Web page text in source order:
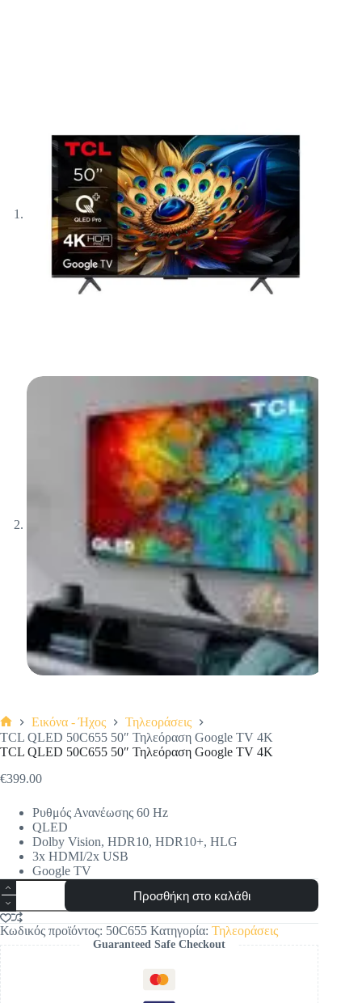
Αρχική
σελίδα
Εικόνα - Ήχος
Τηλεοράσεις
TCL QLED 50C655 50″ Τηλεόραση Google TV 4K
TCL QLED 50C655 50″ Τηλεόραση Google TV 4K
€399.00
Ρυθμός Ανανέωσης 60 Hz
QLED
Dolby Vision, HDR10, HDR10+, HLG
3x HDMI/2x USB
Google TV
TCL
QLED
50C655
50"
Τηλεόραση
Google
TV
4K
ποσότητα
Προσθήκη στο καλάθι
Κωδικός προϊόντος: 50C655 Κατηγορία: Τηλεοράσεις
Guaranteed Safe Checkout